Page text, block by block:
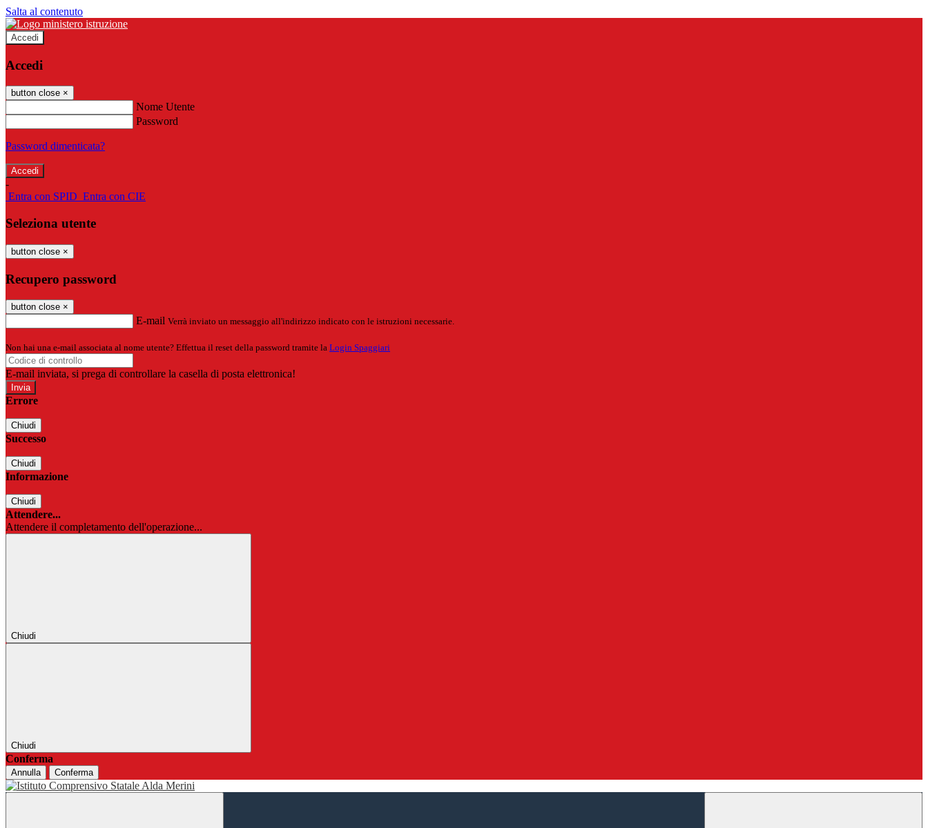
Salta al contenuto
Accedi
Accedi
button close ×
Nome Utente
Password
Password dimenticata?
-
Entra con SPID Entra con CIE
Seleziona utente
button close ×
Recupero password
button close ×
E-mail Verrà inviato un messaggio all'indirizzo indicato con le istruzioni necessarie.
Non hai una e-mail associata al nome utente? Effettua il reset della password tramite la Login Spaggiari
E-mail inviata, si prega di controllare la casella di posta elettronica!
Errore
Chiudi
Successo
Chiudi
Informazione
Chiudi
Attendere...
Attendere il completamento dell'operazione...
Chiudi
Chiudi
Conferma
Annulla Conferma